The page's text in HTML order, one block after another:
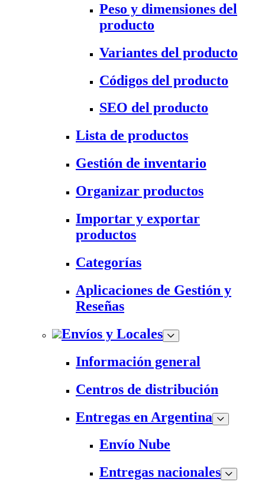
Peso y dimensiones del
producto
Variantes del producto
Códigos del producto
SEO del producto
Lista de productos
Gestión de inventario
Organizar productos
Importar y exportar
productos
Categorías
Aplicaciones de Gestión y
Reseñas
Envíos y Locales
Información general
Centros de distribución
Entregas en Argentina
Envío Nube
Entregas nacionales